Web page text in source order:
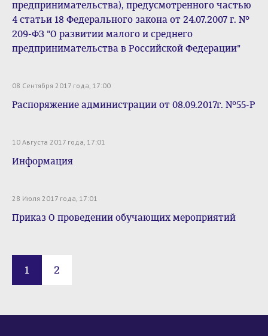
предпринимательства), предусмотренного частью
4 статьи 18 Федерального закона от 24.07.2007 г. №
209-ФЗ "О развитии малого и среднего
предпринимательства в Российской Федерации"
08 Сентября 2017 года, 17:00
Распоряжение администрации от 08.09.2017г. №55-Р
10 Августа 2017 года, 17:01
Информация
28 Июля 2017 года, 17:01
Приказ О проведении обучающих мероприятий
1 2